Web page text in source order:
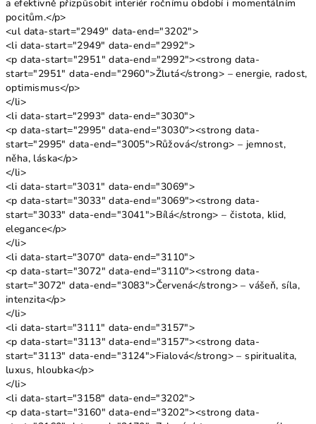
a efektivně přizpůsobit interiér ročnímu období i momentálním
pocitům.</p>
<ul data-start="2949" data-end="3202">
<li data-start="2949" data-end="2992">
<p data-start="2951" data-end="2992"><strong data-
start="2951" data-end="2960">Žlutá</strong> – energie, radost,
optimismus</p>
</li>
<li data-start="2993" data-end="3030">
<p data-start="2995" data-end="3030"><strong data-
start="2995" data-end="3005">Růžová</strong> – jemnost,
něha, láska</p>
</li>
<li data-start="3031" data-end="3069">
<p data-start="3033" data-end="3069"><strong data-
start="3033" data-end="3041">Bílá</strong> – čistota, klid,
elegance</p>
</li>
<li data-start="3070" data-end="3110">
<p data-start="3072" data-end="3110"><strong data-
start="3072" data-end="3083">Červená</strong> – vášeň, síla,
intenzita</p>
</li>
<li data-start="3111" data-end="3157">
<p data-start="3113" data-end="3157"><strong data-
start="3113" data-end="3124">Fialová</strong> – spiritualita,
luxus, hloubka</p>
</li>
<li data-start="3158" data-end="3202">
<p data-start="3160" data-end="3202"><strong data-